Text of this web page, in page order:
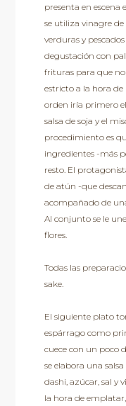
presenta en escena
se utiliza vinagre de
verduras y
degustación con
frituras para que no
estricto a la hora
orden iría primero
salsa de soja y el
procedimiento es
ingredientes -más
resto. El
de atún -que
acompañado de
Al conjunto se le
flores.
Todas las
sake.
El siguiente plato
espárrago como
cuece con un poco
se elabora una
dashi, azúcar, sal y
la hora de